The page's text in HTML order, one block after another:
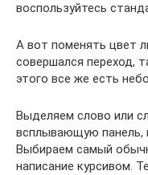
воспользуйтесь
А вот поменять цвет
совершался переход,
этого все же есть
Выделяем слово или
всплывающую панель,
Выбираем самый
написание курсивом.